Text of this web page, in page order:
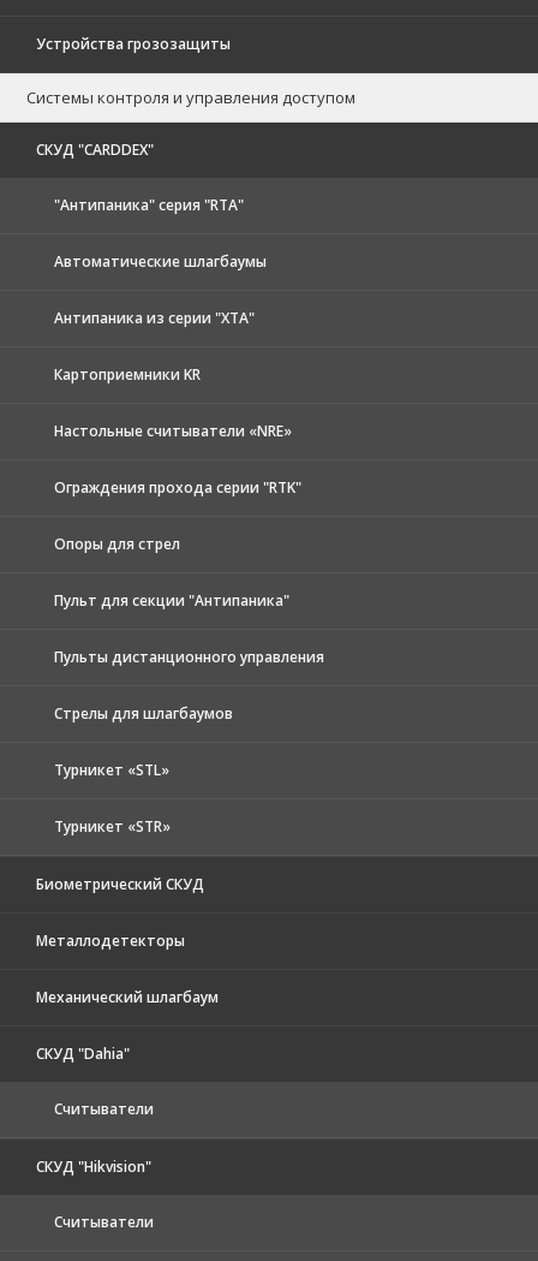
Устройства грозозащиты
Системы контроля и управления доступом
CКУД "CARDDEX"
"Антипаника" серия "RTA"
Автоматические шлагбаумы
Антипаника из серии "XTA"
Картоприемники KR
Настольные считыватели «NRE»
Ограждения прохода серии "RTK"
Опоры для стрел
Пульт для секции "Антипаника"
Пульты дистанционного управления
Стрелы для шлагбаумов
Турникет «STL»
Турникет «STR»
Биометрический СКУД
Металлодетекторы
Механический шлагбаум
СКУД "Dahia"
Считыватели
СКУД "Hikvision"
Считыватели